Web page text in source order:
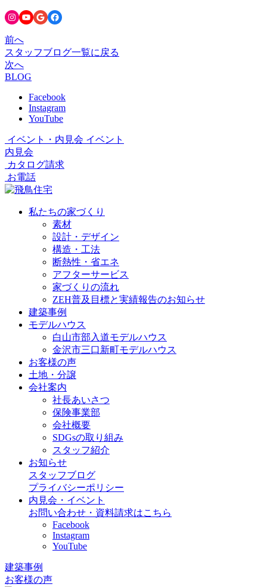
Instagram
YouTube
GoogleFacebook
前へ
スタッフブログ一覧に戻る
次へ
BLOG
Facebook
Instagram
YouTube
イベント・内見会 イベント
内見会
カタログ請求
お電話
私たちの家づくり
素材
設計・デザイン
構造・工法
断熱性・省エネ
アフターサービス
家づくりの流れ
ZEH普及目標と実績報告のお知らせ
建築事例
モデルハウス
白山市部入道モデルハウス
金沢市三口新町モデルハウス
お客様の声
土地・分譲
会社案内
社長あいさつ
保険事業部
会社概要
SDGsの取り組み
スタッフ紹介
お知らせ
スタッフブログ
プライバシーポリシー
内見会・イベント
お問い合わせ・資料請求はこちら
Facebook
Instagram
YouTube
建築事例
お客様の声